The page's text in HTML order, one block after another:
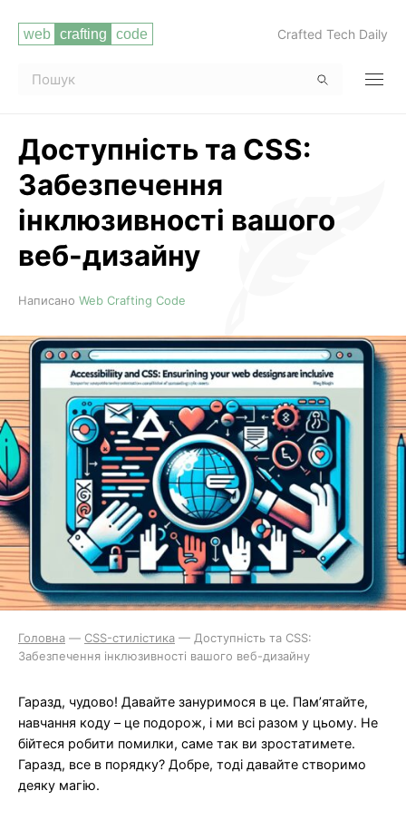
Crafted Tech Daily
Доступність та CSS:
Забезпечення
інклюзивності вашого
веб-дизайнуЧитати повністю
Написано Web Crafting Code
Головна — CSS-стилістика — Доступність та CSS:
Забезпечення інклюзивності вашого веб-дизайну
Гаразд, чудово! Давайте зануримося в це. Пам’ятайте,
навчання коду – це подорож, і ми всі разом у цьому. Не
бійтеся робити помилки, саме так ви зростатимете.
Гаразд, все в порядку? Добре, тоді давайте створимо
деяку магію.